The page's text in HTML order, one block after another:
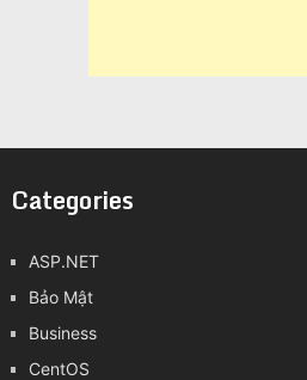
Categories
ASP.NET
Bảo Mật
Business
CentOS